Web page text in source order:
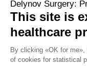
Conditions générales
Mentions légales
Politique de
Hyginov